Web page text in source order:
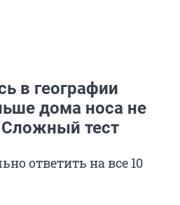
в географии
дома носа не
тест
ответить на все 10